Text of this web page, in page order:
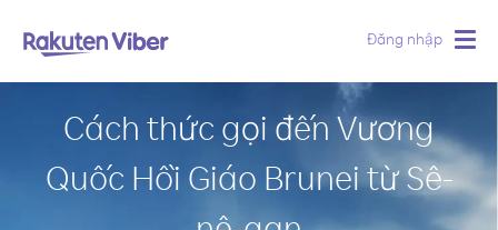
Đăng nhập
Cách thức gọi đến Vương
Quốc Hồi Giáo Brunei từ Sê-